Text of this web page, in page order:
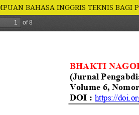
BAHASA INGGRIS TEKNIS BAGI